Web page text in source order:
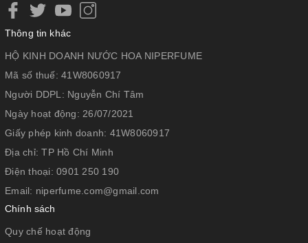
Thông tin khác
HỘ KINH DOANH NƯỚC HOA NIPERFUME
Mã số thuế: 41W8060917
Người DDPL: Nguyễn Chí Tâm
Ngày hoạt động: 26/07/2021
Giấy phép kinh doanh: 41W8060917
Địa chỉ:TP Hồ Chí Minh
Điện thoại: 0901 250 190
Email: niperfume.com@gmail.com
Chính sách
Quy chế hoạt động